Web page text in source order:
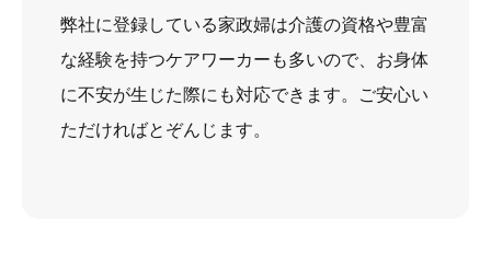
弊社に登録している家政婦は介護の資格や豊富
な経験を持つケアワーカーも多いので、お身体
に不安が生じた際にも対応できます。ご安心い
ただければとぞんじます。